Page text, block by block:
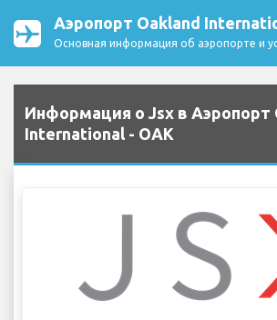
Аэропорт Oakland
Основная информация об аэропорте и
Информация о Jsx в Аэропорт
International - OAK